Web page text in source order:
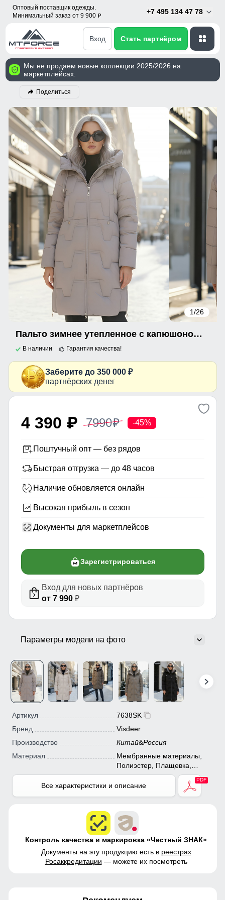
Оптовый поставщик одежды.
Минимальный заказ от 9 900 p
+7 495 134 47 78
Вход Стать партнёром
Мы не продаем новые коллекции 2025/2026 на
маркетплейсах.
Поделиться
1/26
Пальто зимнее утепленное с капюшоном женское светло-коричневого цвета 7638SK
В наличии Гарантия качества!
Заберите до 350 000 ₽
партнёрских денег
4 390 p 7990p -45%
Поштучный опт — без рядов
Быстрая отгрузка — до 48 часов
Наличие обновляется онлайн
Высокая прибыль в сезон
Документы для маркетплейсов
Зарегистрироваться
Вход для новых партнёров
от 7 990₽
Параметры модели на фото
Артикул
7638SK
Бренд
Visdeer
Производство
Китай&Россия
Материал
Мембранные материалы,
Полиэстер, Плащевка,
Болонь, Экологичные
материалы
Все характеристики и описание
Контроль качества и маркировка «Честный ЗНАК»
Документы на эту продукцию есть в реестрах
Росаккредитации — можете их посмотреть